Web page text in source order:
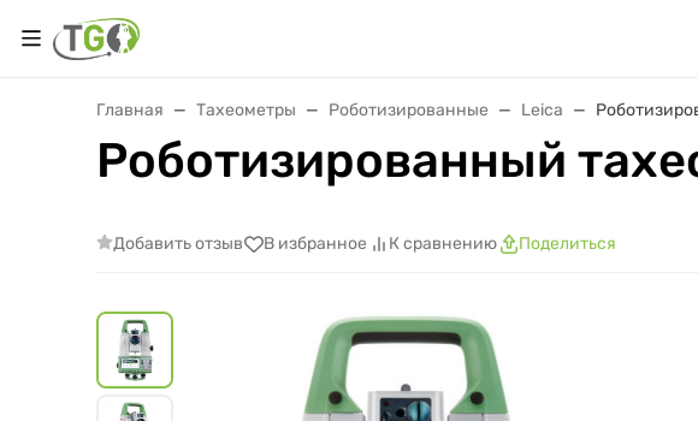
Главная Тахеометры Роботизированные Leica
Роботизированный
Добавить отзыв В избранное К сравнению Поделиться